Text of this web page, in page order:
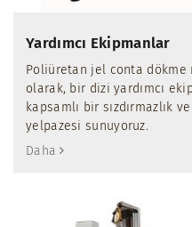
Yardımcı Ekipmanlar
Poliüretan jel conta dökme
olarak, bir dizi yardımcı
kapsamlı bir sızdırmazlık
yelpazesi sunuyoruz.
Daha